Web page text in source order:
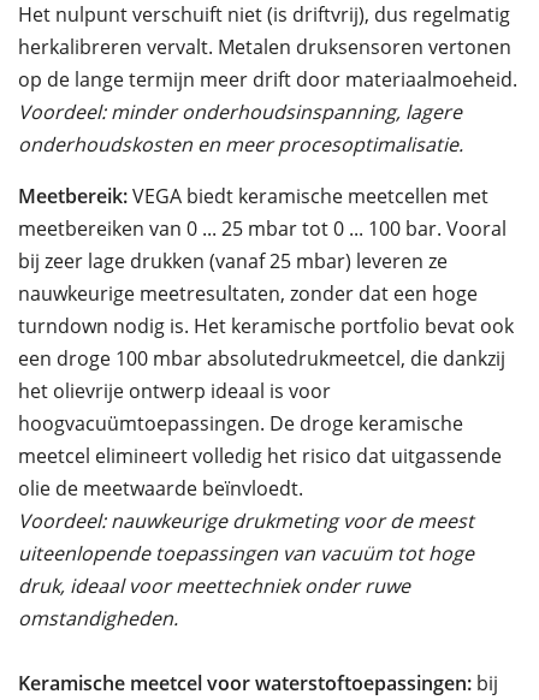
Het nulpunt verschuift niet (is driftvrij), dus regelmatig
herkalibreren vervalt. Metalen druksensoren vertonen
op de lange termijn meer drift door materiaalmoeheid.
Voordeel: minder onderhoudsinspanning, lagere
onderhoudskosten en meer procesoptimalisatie.
Meetbereik:VEGA biedt keramische meetcellen met
meetbereiken van 0 ... 25 mbar tot 0 ... 100 bar. Vooral
bij zeer lage drukken (vanaf 25 mbar) leveren ze
nauwkeurige meetresultaten, zonder dat een hoge
turndown nodig is. Het keramische portfolio bevat ook
een droge 100 mbar absolutedrukmeetcel, die dankzij
het olievrije ontwerp ideaal is voor
hoogvacuümtoepassingen. De droge keramische
meetcel elimineert volledig het risico dat uitgassende
olie de meetwaarde beïnvloedt.
Voordeel: nauwkeurige drukmeting voor de meest
uiteenlopende toepassingen van vacuüm tot hoge
druk, ideaal voor meettechniek onder ruwe
omstandigheden.
Keramische meetcel voor waterstoftoepassingen: bij